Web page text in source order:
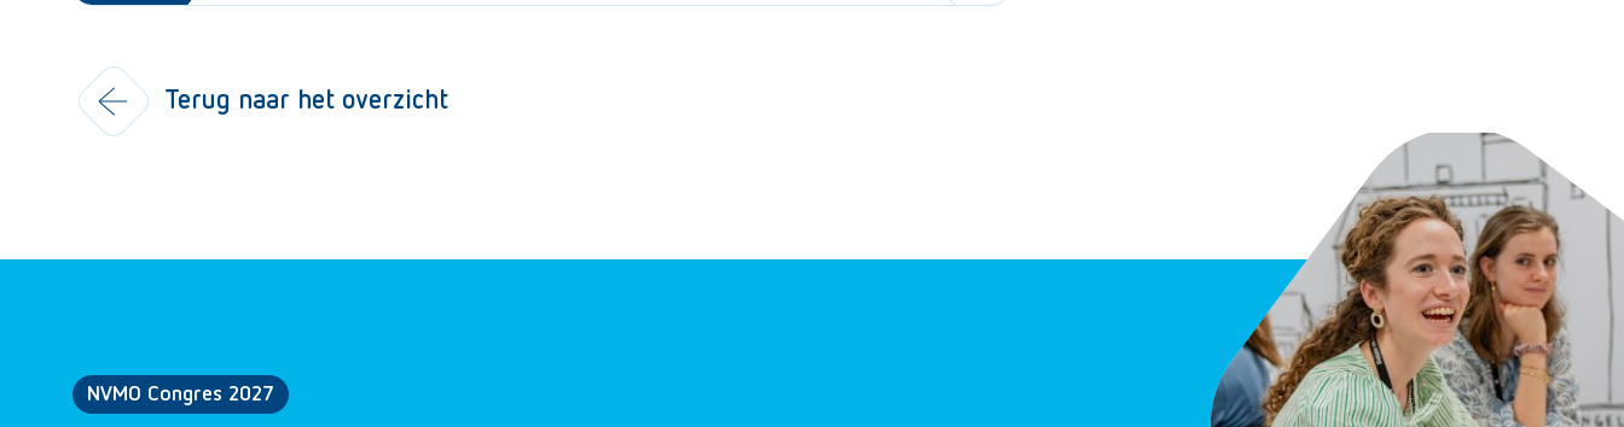
Terug naar het overzicht
NVMO Congres 2027